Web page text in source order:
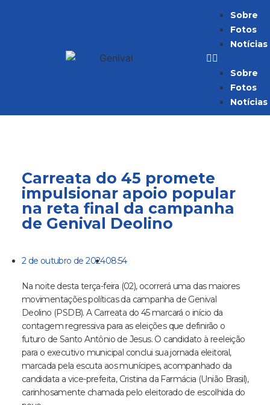
Sobre
Fotos
Notícias
Sobre
Fotos
Notícias
Carreata do 45 promete
impulsionar apoio popular
na reta final da campanha
de Genival Deolino
2 de outubro de 202408:54
Na noite desta terça-feira (02), ocorrerá uma das maiores
movimentações políticas da campanha de Genival
Deolino (PSDB). A Carreata do 45 marcará o início da
contagem regressiva para as eleições que definirão o
futuro de Santo Antônio de Jesus. O candidato à reeleição
para o executivo municipal conclui sua jornada eleitoral,
marcada pela escuta aos munícipes, acompanhado da
candidata a vice-prefeita, Cristina da Farmácia (União Brasil),
carinhosamente chamada pelo eleitorado de escolhida do